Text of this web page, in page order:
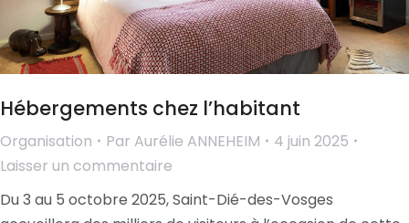
Hébergements chez l’habitant
Organisation Par Aurélie ANNEHEIM
4 juin 2025
Laisser un commentaire
Du 3 au 5 octobre 2025, Saint-Dié-des-Vosges